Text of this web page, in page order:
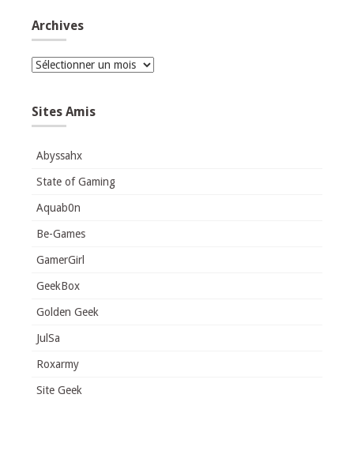
Archives
Archives
Sites Amis
Abyssahx
State of Gaming
Aquab0n
Be-Games
GamerGirl
GeekBox
Golden Geek
JulSa
Roxarmy
Site Geek